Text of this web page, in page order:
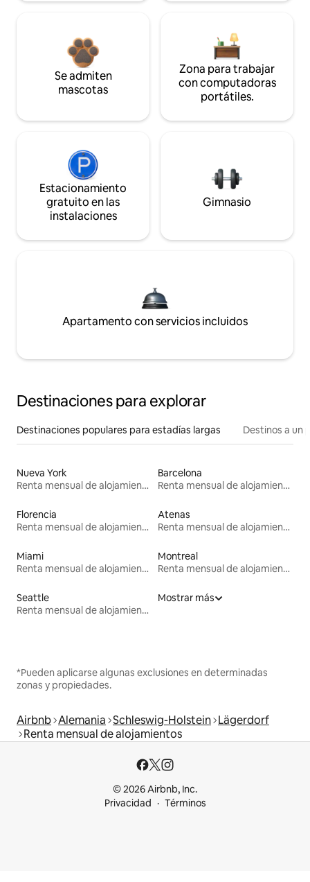
Se admiten
mascotas
Zona para trabajar
con computadoras
portátiles.
Estacionamiento
gratuito en las
instalaciones
Gimnasio
Apartamento con servicios incluidos
Destinaciones para explorar
Destinaciones populares para estadías largas Destinos a un
Nueva York
Renta mensual de alojamientos
Barcelona
Renta mensual de alojamientos
Florencia
Renta mensual de alojamientos
Atenas
Renta mensual de alojamientos
Miami
Renta mensual de alojamientos
Montreal
Renta mensual de alojamientos
Seattle
Renta mensual de alojamientos
Mostrar más
*Pueden aplicarse algunas exclusiones en determinadas
zonas y propiedades.
Airbnb Alemania Schleswig-Holstein Lägerdorf
Renta mensual de alojamientos
© 2026 Airbnb, Inc.
Privacidad
Términos